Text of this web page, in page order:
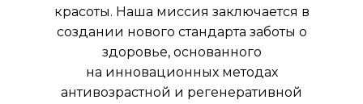
красоты. Наша миссия заключается в
создании нового стандарта заботы о
здоровье, основанного
на инновационных методах
антивозрастной и регенеративной